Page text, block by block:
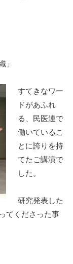
」
すてきなワー
ドがあふれ
る、民医連で
働いているこ
とに誇りを持
てたご講演で
した。
研究発表した
てくださった事